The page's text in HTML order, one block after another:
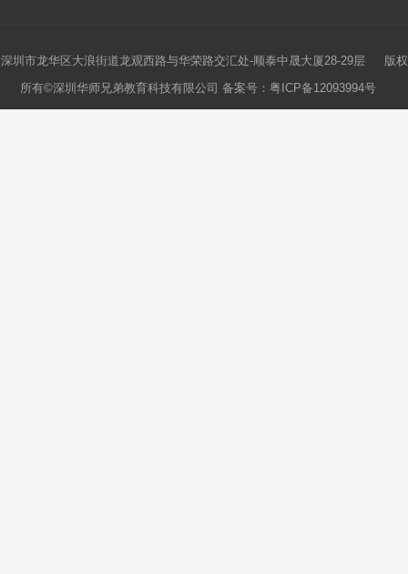
深圳市龙华区大浪街道龙观西路与华荣路交汇处-顺泰中晟大厦28-29层 版权
所有©深圳华师兄弟教育科技有限公司 备案号： 粤ICP备12093994号